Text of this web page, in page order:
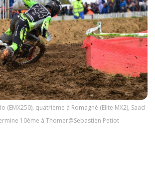
(EMX250), quatrième à Romagné (Elite MX2), Saad
10ème à Thomer@Sebastien Petiot